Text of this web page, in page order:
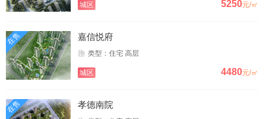
城区 5250元/㎡
在售 嘉信悦府
类型：住宅 高层
城区 4480元/㎡
在售 孝德南院